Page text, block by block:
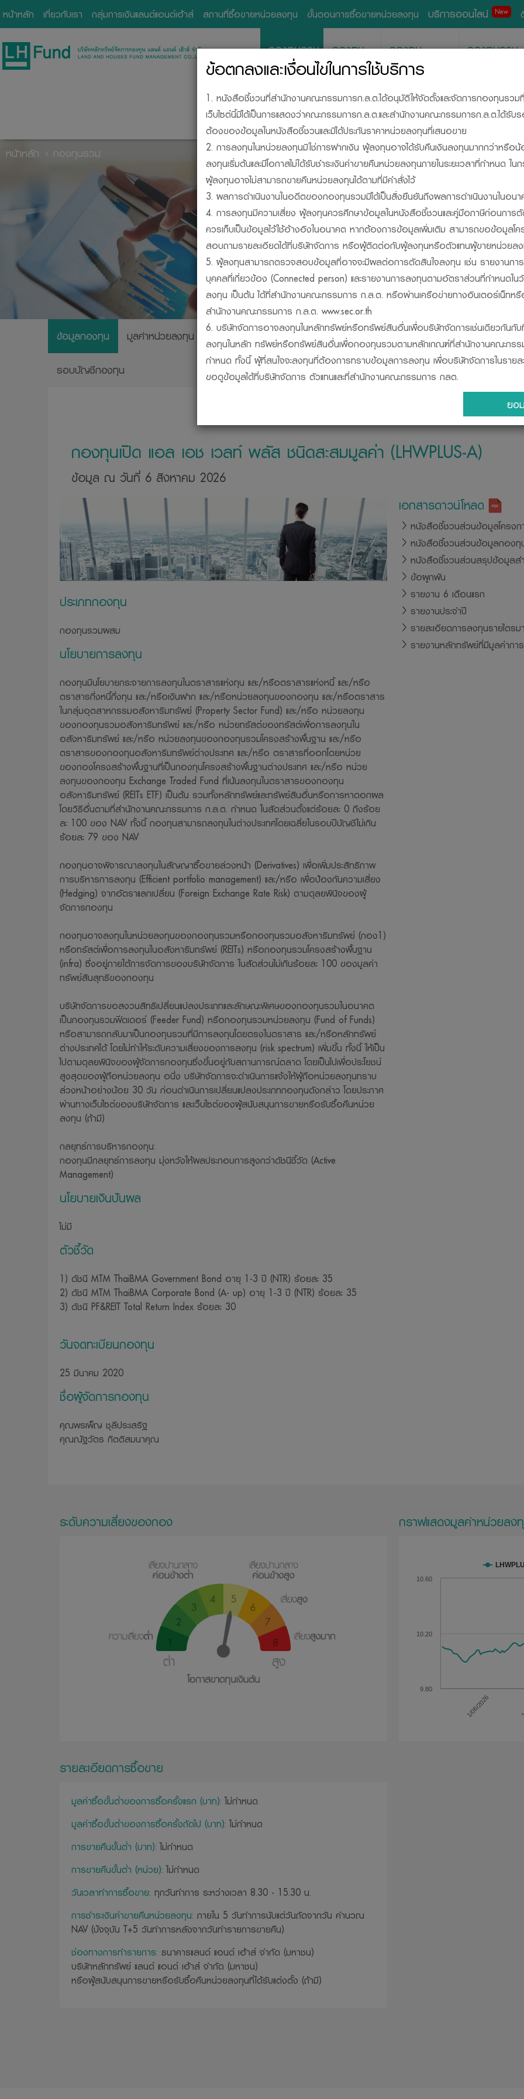
หน้าหลัก เกี่ยวกับเรา กลุ่มการเงินแลนด์แอนด์เฮ้าส์ สถานที่ซื้อขายหน่วยลงทุน ขั้นตอนการซื้อขายหน่วยลงทุน บริการออนไลน์ New
กองทุนรวม กองทุน
ส่วนบุคคล
กองทุน
สำรองเลี้ยงชีพ
กองทุนรวม
BESIDE, YOUR
กองทุนรวม
หน้าหลัก กองทุนรวม
ข้อมูลกองทุน มูลค่าหน่วยลงทุน ผลการดำเนินงาน เปรียบเทียบกองทุน ปฎิทินกองทุน ข้อมูลการจ่ายเ
รอบบัญชีกองทุน
กองทุนเปิด แอล เอช เวลท์ พลัส ชนิดสะสมมูลค่า (LHWPLUS-A)
ข้อมูล ณ วันที่ 6 สิงหาคม 2026
ประเภทกองทุน
กองทุนรวมผสม
นโยบายการลงทุน
กองทุนมีนโยบายกระจายการลงทุนในตราสารแห่งทุน และ/หรือตราสารแห่งหนี้ และ/หรือ
ตราสารกึ่งหนี้กึ่งทุน และ/หรือเงินฝาก และ/หรือหน่วยลงทุนของกองทุน และ/หรือตราสาร
ในกลุ่มอุตสาหกรรมอสังหาริมทรัพย์ (Property Sector Fund) และ/หรือ หน่วยลงทุน
ของกองทุนรวมอสังหาริมทรัพย์ และ/หรือ หน่วยทรัสต์ของทรัสต์เพื่อการลงทุนใน
อสังหาริมทรัพย์ และ/หรือ หน่วยลงทุนของกองทุนรวมโครงสร้างพื้นฐาน และ/หรือ
ตราสารของกองทุนอสังหาริมทรัพย์ต่างประเทศ และ/หรือ ตราสารที่ออกโดยหน่วย
ของกองโครงสร้างพื้นฐานที่เป็นกองทุนโครงสร้างพื้นฐานต่างประเทศ และ/หรือ หน่วย
ลงทุนของกองทุน Exchange Traded Fund ที่เน้นลงทุนในตราสารของกองทุน
อสังหาริมทรัพย์ (REITs ETF) เป็นต้น รวมทั้งหลักทรัพย์และทรัพย์สินอื่นหรือการหาดอกผล
โดยวิธีอื่นตามที่สำนักงานคณะกรรมการ ก.ล.ต. กำหนด ในสัดส่วนตั้งแต่ร้อยละ 0 ถึงร้อย
ละ 100 ของ NAV ทั้งนี้ กองทุนสามารถลงทุนในต่างประเทศโดยเฉลี่ยในรอบปีบัญชีไม่เกิน
ร้อยละ 79 ของ NAV
กองทุนอาจพิจารณาลงทุนในสัญญาซื้อขายล่วงหน้า (Derivatives) เพื่อเพิ่มประสิทธิภาพ
การบริหารการลงทุน (Efficient portfolio management) และ/หรือ เพื่อป้องกันความเสี่ยง
(Hedging) จากอัตราแลกเปลี่ยน (Foreign Exchange Rate Risk) ตามดุลยพินิจของผู้
จัดการกองทุน
กองทุนอาจลงทุนในหน่วยลงทุนของกองทุนรวมหรือกองทุนรวมอสังหาริมทรัพย์ (กอง1)
หรือทรัสต์เพื่อการลงทุนในอสังหาริมทรัพย์ (REITs) หรือกองทุนรวมโครงสร้างพื้นฐาน
(infra) ซึ่งอยู่ภายใต้การจัดการของบริษัทจัดการ ในสัดส่วนไม่เกินร้อยละ 100 ของมูลค่า
ทรัพย์สินสุทธิของกองทุน
บริษัทจัดการขอสงวนสิทธิเปลี่ยนแปลงประเภทและลักษณะพิเศษของกองทุนรวมในอนาคต
เป็นกองทุนรวมฟีดเดอร์ (Feeder Fund) หรือกองทุนรวมหน่วยลงทุน (Fund of Funds)
หรือสามารถกลับมาเป็นกองทุนรวมที่มีการลงทุนโดยตรงในตราสาร และ/หรือหลักทรัพย์
ต่างประเทศได้ โดยไม่ทำให้ระดับความเสี่ยงของการลงทุน (risk spectrum) เพิ่มขึ้น ทั้งนี้ ให้เป็น
ไปตามดุลยพินิจของผู้จัดการกองทุนซึ่งขึ้นอยู่กับสถานการณ์ตลาด โดยเป็นไปเพื่อประโยชน์
สูงสุดของผู้ถือหน่วยลงทุน อนึ่ง บริษัทจัดการจะดำเนินการแจ้งให้ผู้ถือหน่วยลงทุนทราบ
ล่วงหน้าอย่างน้อย 30 วัน ก่อนดำเนินการเปลี่ยนแปลงประเภทกองทุนดังกล่าว โดยประกาศ
ผ่านทางเว็บไซต์ของบริษัทจัดการ และเว็บไซต์ของผู้สนับสนุนการขายหรือรับซื้อคืนหน่วย
ลงทุน (ถ้ามี)
กลยุทธ์การบริหารกองทุน:
กองทุนมีกลยุทธ์การลงทุน มุ่งหวังให้ผลประกอบการสูงกว่าดัชนีชี้วัด (Active
Management)
นโยบายเงินปันผล
ไม่มี
ตัวชี้วัด
1) ดัชนี MTM ThaiBMA Government Bond อายุ 1-3 ปี (NTR) ร้อยละ 35
2) ดัชนี MTM ThaiBMA Corporate Bond (A- up) อายุ 1-3 ปี (NTR) ร้อยละ 35
3) ดัชนี PF&REIT Total Return Index ร้อยละ 30
วันจดทะเบียนกองทุน
25 มีนาคม 2020
ชื่อผู้จัดการกองทุน
คุณพรเพ็ญ ชุลีประเสริฐ
คุณณัฐวัตร กิตติสมนาคุณ
เอกสารดาวน์โหลด
หนังสือชี้ชวนส่วนข้อมูลโครงก
หนังสือชี้ชวนส่วนข้อมูลกองทุ
หนังสือชี้ชวนส่วนสรุปข้อมูล
ข้อผูกพัน
รายงาน 6 เดือนแรก
รายงานประจำปี
รายละเอียดการลงทุนรายไตรม
รายงานหลักทรัพย์ที่มีมูลค่าก
ระดับความเสี่ยงของกอง กราฟแสดงมูลค่าหน่วยลง
1/06/2026
9.80
10.20
10.60
รายละเอียดการซื้อขาย
มูลค่าซื้อขั้นต่ำของการซื้อครั้งแรก (บาท):ไม่กำหนด
มูลค่าซื้อขั้นต่ำของการซื้อครั้งถัดไป (บาท):ไม่กำหนด
การขายคืนขั้นต่ำ (บาท):ไม่กำหนด
การขายคืนขั้นต่ำ (หน่วย):ไม่กำหนด
วันเวลาทำการซื้อขาย: ทุกวันทำการ ระหว่างเวลา 8.30 - 15.30 น.
การชำระเงินค่าขายคืนหน่วยลงทุน: ภายใน 5 วันทำการนับแต่วันถัดจากวัน คำนวณ
NAV (ปัจจุบัน T+5 วันทำการหลังจากวันทำรายการขายคืน)
ช่องทางการทำรายการ: ธนาคารแลนด์ แอนด์ เฮ้าส์ จำกัด (มหาชน)
บริษัทหลักทรัพย์ แลนด์ แอนด์ เฮ้าส์ จำกัด (มหาชน)
หรือผู้สนับสนุนการขายหรือรับซื้อคืนหน่วยลงทุนที่ได้รับแต่งตั้ง (ถ้ามี)
ข้อตกลงและเงื่อนไขในการใช้บริการ
1. หนังสือชี้ชวนที่สำนักงานคณะกรรมการก.ล.ต.ได้อนุมัติให้จัดตั้งและจัดการกองทุนรวม
เว็บไซต์นี้มิได้เป็นการแสดงว่าคณะกรรมการก.ล.ต.และสำนักงานคณะกรรมการก.ล.ต.ได้รั
ต้องของข้อมูลในหนังสือชี้ชวนและมิได้ประกันราคาหน่วยลงทุนที่เสนอขาย
2. การลงทุนในหน่วยลงทุนมิใช่การฝากเงิน ผู้ลงทุนอาจได้รับคืนเงินลงทุนมากกว่าหรือน้
ลงทุนเริ่มต้นและมีโอกาสไม่ได้รับชำระเงินค่าขายคืนหน่วยลงทุนภายในระยะเวลาที่กำหนด ใ
ผู้ลงทุนอาจไม่สามารถขายคืนหน่วยลงทุนได้ตามที่มีคำสั่งไว้
3. ผลการดำเนินงานในอดีตของกองทุนรวมมิได้เป็นสิ่งยืนยันถึงผลการดำเนินงานในอน
4. การลงทุนมีความเสี่ยง ผู้ลงทุนควรศึกษาข้อมูลในหนังสือชี้ชวนและคู่มือภาษีก่อนการตั
ควรเก็บเป็นข้อมูลไว้ใช้อ้างอิงในอนาคต หากต้องการข้อมูลเพิ่มเติม สามารถขอข้อมูลโค
สอบถามรายละเอียดได้ที่บริษัทจัดการ หรือผู้ติดต่อกับผู้ลงทุนหรือตัวแทนผู้ขายหน่วยล
5. ผู้ลงทุนสามารถตรวจสอบข้อมูลที่อาจจะมีผลต่อการตัดสินใจลงทุน เช่น รายงานกา
บุคคลที่เกี่ยวข้อง (Connected person) และรายงานการลงทุนตามอัตราส่วนที่กำหนดใน
ลงทุน เป็นต้น ได้ที่สำนักงานคณะกรรมการ ก.ล.ต. หรือผ่านเครือข่ายทางอินเตอร์เน็ทหรื
สำนักงานคณะกรรมการ ก.ล.ต. www.sec.or.th
6. บริษัทจัดการอาจลงทุนในหลักทรัพย์หรือทรัพย์สินอื่นเพื่อบริษัทจัดการเช่นเดียวกันกั
ลงทุนในหลัก ทรัพย์หรือทรัพย์สินอื่นเพื่อกองทุนรวมตามหลักเกณฑ์ที่สำนักงานคณะกร
กำหนด ทั้งนี้ ผู้ที่สนใจจะลงทุนที่ต้องการทราบข้อมูลการลงทุน เพื่อบริษัทจัดการในรายล
ขอดูข้อมูลได้ที่บริษัทจัดการ ตัวแทนและที่สำนักงานคณะกรรมการ กลต.
7. กองทุนรวมเป็นนิติบุคคลแยกต่างหากจากบริษัทจัดการ ดังนั้น บริษัทจัดการจึงไม่มีภา
ชดเชยผลขาดทุนของกองทุนรวม ทั้งนี้ ผลการดำเนินงานของกองทุนรวมไม่ได้ขึ้นอยู่กับส
เงินหรือผลการดำเนินงานของบริษัทจัดการ
8. การวัดผลการดำเนินงานของกองทุนรวม จัดทำขึ้นตามมาตรฐานการวัดผลการดำเนิน
สมาคมบริษัทจัดการลงทุน
9. ผู้ลงทุนสามารถตรวจดูแนวทางในการใช้สิทธิออกเสียง และดำเนินการใช้สิทธิออกเสียงไ
10. ผู้ลงทุนควรตรวจสอบให้แน่ใจว่าผู้ขายหน่วยลงทุนเป็นบุคคลที่ ได้รับความเห็นชอบจา
กรรมการ ก.ล.ต. และควรขอดูบัตรประจำตัวของบุคคลดังกล่าวที่สำนักงานคณะกรรมกา
ให้ด้วย
11. บริษัทจัดการอนุญาตให้พนักงานลงทุนในหลักทรัพย์เพื่อตนเองได้โดยจะ ต้องปฏิบัติต
และประกาศต่างๆ ที่สมาคมบริษัทจัดการลงทุนกำหนด และจะต้องเปิดเผยการลงทุนดังกล่าว
ทราบเพื่อที่บริษัทจัดการ จะสามารถกำกับและดูแลการซื้อขายหลักทรัพย์ของพนักงานได้
12. บริษัทจัดการขอสงวนสิทธิ์ในข้อมูล เอกสาร ที่ปรากฏบนเว็บไซด์นี้ โดยห้ามมิให้ผู้ใดเผ
ดัดแปลง ลอกเลียนแบบ เผยแพร่ อ้างอิง ไม่ว่าทั้งหมดหรือบางส่วน หรือใช้วิธีการใดก็ตามเ
13. บริษัทจัดการและผู้บริหาร รวมถึงพนักงานเจ้าหน้าที่ของบริษัทจัดการ ขอสงวนสิทธิ์ที่
มาจากการเข้ามาใช้เว็บไซด์นี้
14. บริษัทขอสงวนสิทธิ์ในการแก้ไข ปรับปรุง หรือเปลี่ยนแปลงข้อมูลใดๆ ใน website แห่งนี้
ต้องแจ้งให้ทราบล่วงหน้าแต่อย่างใด
15. บริษัทจัดการตระหนักถึงความสำคัญของข้อมูลส่วนบุคคลของท่าน จะมุ่งมั่นรักษาควา
ความปลอดภัยของข้อมูลส่วนบุคคลของท่านไว้เป็นอย่างดี เพื่อให้มั่นใจได้ว่าข้อมูลดังกล่าว
รวบรวม ใช้หรือเปิดเผยอย่างถูกต้องตามกฏหมาย ท่านสามารถอ่านนโยบายคุ้มครองข้อ
ได้ที่เว็บไซต์https://www.lhfund.co.th/Home/PrivacyNotice
ยอ